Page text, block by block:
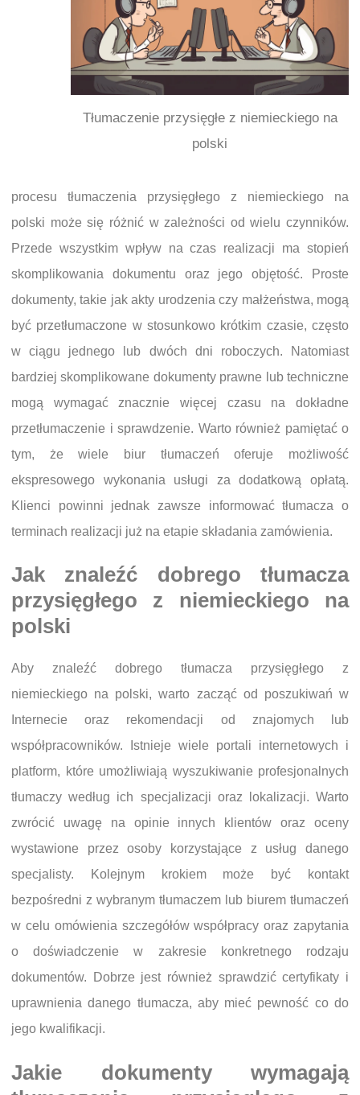
Tłumaczenie przysięgłe z niemieckiego na
polski
procesu tłumaczenia przysięgłego z niemieckiego na
polski może się różnić w zależności od wielu czynników.
Przede wszystkim wpływ na czas realizacji ma stopień
skomplikowania dokumentu oraz jego objętość. Proste
dokumenty, takie jak akty urodzenia czy małżeństwa, mogą
być przetłumaczone w stosunkowo krótkim czasie, często
w ciągu jednego lub dwóch dni roboczych. Natomiast
bardziej skomplikowane dokumenty prawne lub techniczne
mogą wymagać znacznie więcej czasu na dokładne
przetłumaczenie i sprawdzenie. Warto również pamiętać o
tym, że wiele biur tłumaczeń oferuje możliwość
ekspresowego wykonania usługi za dodatkową opłatą.
Klienci powinni jednak zawsze informować tłumacza o
terminach realizacji już na etapie składania zamówienia.
Jak znaleźć dobrego tłumacza
przysięgłego z niemieckiego na
polski
Aby znaleźć dobrego tłumacza przysięgłego z
niemieckiego na polski, warto zacząć od poszukiwań w
Internecie oraz rekomendacji od znajomych lub
współpracowników. Istnieje wiele portali internetowych i
platform, które umożliwiają wyszukiwanie profesjonalnych
tłumaczy według ich specjalizacji oraz lokalizacji. Warto
zwrócić uwagę na opinie innych klientów oraz oceny
wystawione przez osoby korzystające z usług danego
specjalisty. Kolejnym krokiem może być kontakt
bezpośredni z wybranym tłumaczem lub biurem tłumaczeń
w celu omówienia szczegółów współpracy oraz zapytania
o doświadczenie w zakresie konkretnego rodzaju
dokumentów. Dobrze jest również sprawdzić certyfikaty i
uprawnienia danego tłumacza, aby mieć pewność co do
jego kwalifikacji.
Jakie dokumenty wymagają